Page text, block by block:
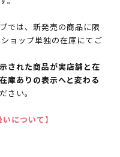
では、新発売の商品に限
ョップ単独の在庫にてご
された商品が実店舗と在
庫ありの表示へと変わる
さい。
について】